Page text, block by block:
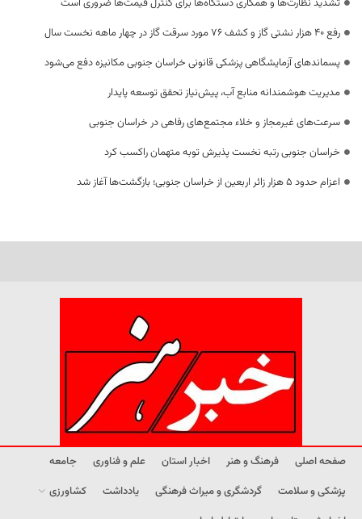
رفع 40 هزار نشتی گاز و کشف 76 مورد سرقت گاز در چهار ماهه نخست سال
پسماندهای آزمایشگاهی پزشکی قانونی خراسان جنوبی مکانیزه دفع می‌شود
مدیریت هوشمندانه منابع آب، پیش‌نیاز تحقق توسعه پایدار
سرعت‌های غیرمجاز و خلاء مجتمع‌های رفاهی در خراسان جنوبی
خراسان جنوبی رتبه نخست پذیرش توبه متهمان راکسب کرد
اعزام حدود 5 هزار زائر اربعین از خراسان جنوبی؛ بازگشت‌ها آغاز شد
صفحه اصلی فرهنگ و هنر اخبار استان علم و فناوری
جامعه
پزشکی و سلامت
گردشگری و میراث فرهنگی یادداشت
کشاورزی